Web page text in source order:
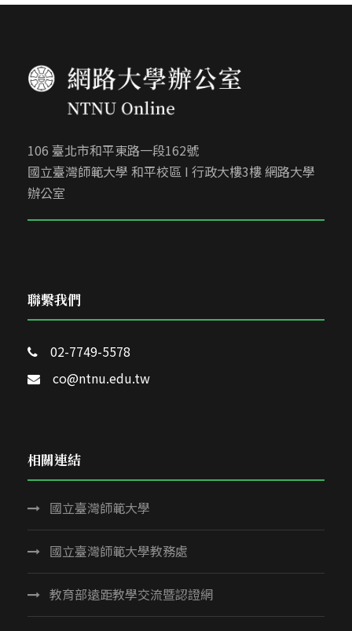
106 臺北市和平東路一段162號
國立臺灣師範大學 和平校區 I 行政大樓3樓 網路大學
辦公室
聯繫我們
02-7749-5578
co@ntnu.edu.tw
相關連結
國立臺灣師範大學
國立臺灣師範大學教務處
教育部遠距教學交流暨認證網